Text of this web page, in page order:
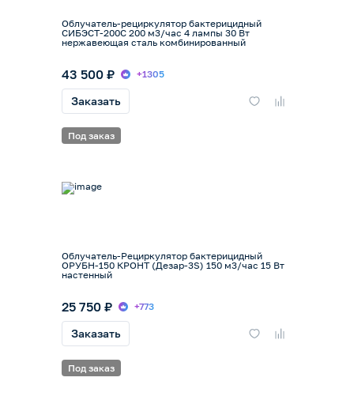
Облучатель-рециркулятор бактерицидный
СИБЭСТ-200С 200 м3/час 4 лампы 30 Вт
нержавеющая сталь комбинированный
43 500 ₽ +1305
Заказать
Под заказ
Облучатель-Рециркулятор бактерицидный
ОРУБН-150 КРОНТ (Дезар-3S) 150 м3/час 15 Вт
настенный
25 750 ₽ +773
Заказать
Под заказ